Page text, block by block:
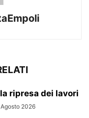
ripresa dei lavori
2026